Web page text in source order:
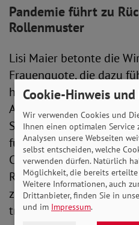
Pandemie führt zu
Rollenmuster
Lisi Maier betonte die
Frauenquote, die dazu
häufiger in
Außerdem stellte sie
Sorgearbeit von Frauen
für ihr niedriges
Corona-Pandemie habe
Retraditionalisierung
zeigten, seien Frauen
traditionelle
Cookie-Hinweis
Wir verwenden Cookies und
Ihnen einen optimalen
Analysen unsere Webseiten
selbst entscheiden, welche
verwenden dürfen. Natürlich
Möglichkeit, die bereits
Weitere Informationen, auch
Drittanbieter, finden Sie in
und im Impressum.